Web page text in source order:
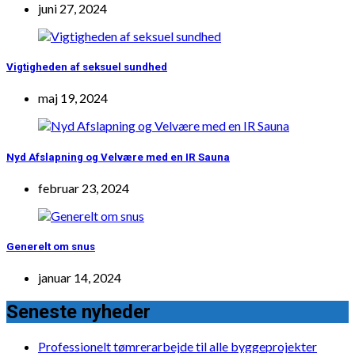
juni 27, 2024
Vigtigheden af seksuel sundhed
maj 19, 2024
Nyd Afslapning og Velvære med en IR Sauna
februar 23, 2024
Generelt om snus
januar 14, 2024
Seneste nyheder
Professionelt tømrerarbejde til alle byggeprojekter